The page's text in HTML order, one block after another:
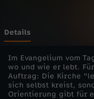
e
-
K
Details
Im Evangelium vom
wo und wie er lebt.
Auftrag: Die Kirche
sich selbst kreist,
Orientierung gibt für